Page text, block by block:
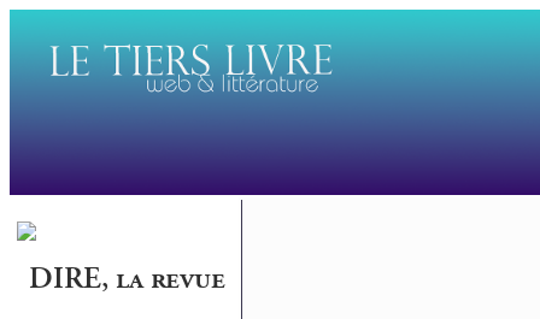
DIRE, la revue